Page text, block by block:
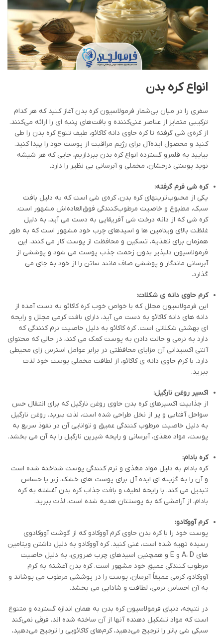
انواع کره بدن
سفری را در میان بی‌شمار فرمولاسیون کره بدن آغاز کنید که هر کدام
ترکیبی متمایز از عناصر غنی‌کننده و بافت‌های پنبه ای را ارائه می‌کنند.
از کره‌ی شی گرفته تا کره حاوی دانه کاکائو، طیف تنوع کره بدن را طی
کنید و محصول ایده‌آل برای رژیم مراقبت از پوست خود را پیدا کنید.
بیایید به قلمرو گسترده انواع کره بدن بپردازیم، جایی که هر شیشه
نوید پوستی درخشان، مخملی و آبرسانی بی نظیر را دارد.
کره شی فرم گرفته:
یکی از محبوب‌ترینهای کره بدن، کره‌ی شی است که به دلیل بافت
سبک، مطبوع و خاصیت مرطوب‌کنندگی فوق‌العاده‌اش مشهور است.
کره شی که از دانه درخت شی آفریقایی به دست می آید، به دلیل
غلظت بالای ویتامین ها و اسیدهای چرب خود مشهور است که به طور
همزمان برای تغذیه، تسکین و محافظت از پوست کار می کنند. این
فرمولاسیون دلپذیر بدون زحمت جذب پوست می شود و پوششی از
آبرسانی ماندگار و پوششی صاف مانند ساتن را از خود به جای می
گذارد.
کرم حاوی دانه ی شکلات:
این فرمولاسیون مجلل که با خواص خوب کره کاکائو به دست آمده از
دانه های دانه کاکائو به دست می آید، دارای بافت کرمی مجلل و رایحه
ای بهشتی شکلاتی است. کره کاکائو به دلیل خاصیت نرم کنندگی که
دارد به نرمی و حالت دادن به پوست کمک می کند، در حالی که محتوای
آنتی اکسیدانی آن مزایای محافظتی در برابر عوامل استرس زای محیطی
دارد. با کرم حاوی دانه ی کاکائو، از لطافت مخملی پوست خود لذت
ببرید.
اکسیر روغن نارگیل:
از جذابیت اکسیرهای کره بدن حاوی روغن نارگیل که برای انتقال حس
سواحل آفتابی و پر از نخل طراحی شده است، لذت ببرید. روغن نارگیل
به دلیل خاصیت مرطوب کنندگی عمیق و توانایی آن در نفوذ سریع به
پوست، مواد مغذی، آبرسانی و رایحه شیرین نارگیل را به آن می بخشد.
کره بادام:
کره بادام به دلیل مواد مغذی و نرم کنندگی پوست شناخته شده است
و آن را به گزینه ای ایده آل برای پوست های خشک، زبر یا حساس
تبدیل می کند. با رایحه لطیف و بافت جذاب کره بدن آغشته به کره
بادام، از آرامشی که به پوستتان هدیه شده است، لذت ببرید.
کرم آووکادو:
پوست خود را با کره بدن حاوی کرم آووکادو که از گوشت آووکادوی
رسیده تهیه شده است، غنی کنید. کره آووکادو به دلیل داشتن ویتامین
های A، D و E و همچنین اسیدهای چرب ضروری، به دلیل خاصیت
مرطوب کنندگی عمیق خود مشهور است. کره بدن آغشته به کرم
آووکادو، کرمی عمیقاً آبرسان، پوست را در پوششی مرطوب می پوشاند و
به آن احساس نرمی، لطافت و شادابی می بخشد.
در نتیجه، دنیای فرمولاسیون کره بدن به همان اندازه گسترده و متنوع
است که مواد تشکیل دهنده آنها از آن ساخته شده اند. فرقی نمی‌کند
سبکی شی باتر را ترجیح می‌دهید، کرم‌های کاکائویی را ترجیح می‌دهید،